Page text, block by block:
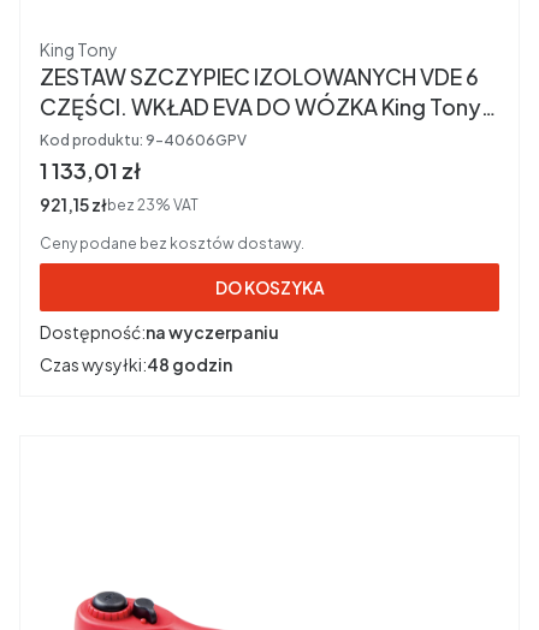
Producent
King Tony
ZESTAW SZCZYPIEC IZOLOWANYCH VDE 6
CZĘŚCI. WKŁAD EVA DO WÓZKA King Tony
9-40606GPV
Kod produktu: 9-40606GPV
Cena brutto
1 133,01 zł
Cena netto
921,15 złbez 23% VAT
Ceny podane bez kosztów dostawy.
DO KOSZYKA
Dostępność:na wyczerpaniu
Czas wysyłki:48 godzin